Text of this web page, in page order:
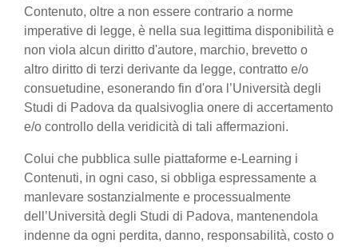
Contenuto, oltre a non essere contrario a norme
imperative di legge, è nella sua legittima disponibilità e
non viola alcun diritto d'autore, marchio, brevetto o
altro diritto di terzi derivante da legge, contratto e/o
consuetudine, esonerando fin d'ora l’Università degli
Studi di Padova da qualsivoglia onere di accertamento
e/o controllo della veridicità di tali affermazioni.
Colui che pubblica sulle piattaforme e-Learning i
Contenuti, in ogni caso, si obbliga espressamente a
manlevare sostanzialmente e processualmente
dell’Università degli Studi di Padova, mantenendola
indenne da ogni perdita, danno, responsabilità, costo o